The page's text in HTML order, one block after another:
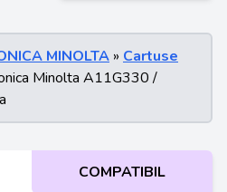
MINOLTA » Cartuse
Minolta A11G330 /
COMPATIBIL